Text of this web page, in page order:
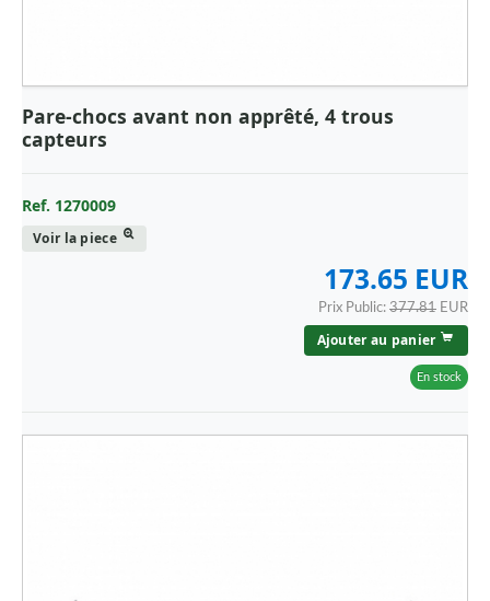
Pare-chocs avant non apprêté, 4 trous
capteurs
Ref. 1270009
Voir la piece
173.65 EUR
Prix Public: 377.81 EUR
Ajouter au panier
En stock